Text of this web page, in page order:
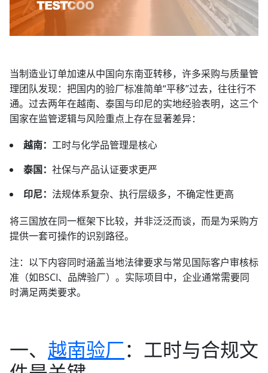
当制造业订单加速从中国向东南亚转移，许多采购与质量管
理团队发现：把国内的验厂标准简单“平移”过去，往往行不
通。过去两年在越南、泰国与印尼的实地经验表明，这三个
国家在监管逻辑与风险重点上存在显著差异：
越南： 工时与化学品管理是核心
泰国： 社保与产品认证要求更严
印尼： 法规体系复杂、执行层级多，不确定性更高
将三国放在同一框架下比较，并非泛泛而谈，而是为采购方
提供一套可操作的识别路径。
注：以下内容同时涵盖当地法律要求与常见国际客户审核标
准（如BSCI、品牌验厂）。实际项目中，企业通常需要同
时满足两类要求。
一、 越南验厂：工时与合规文